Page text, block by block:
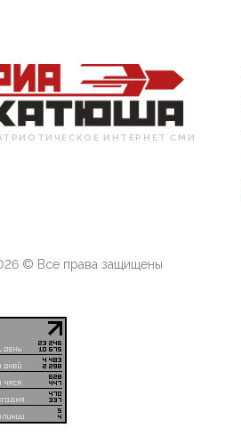
ИНТЕРНЕТ СМИ
© Все права защищены